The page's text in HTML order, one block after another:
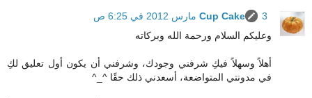
Cup Cake
3 مارس 2012 في 6:25 ص
وعليكم السلام ورحمة الله وبركاته
أهلاً وسهلاً فيكِ شرفني وجودك، وشرفني أن يكون أول تعليق لكِ
في مدونتي المتواضعة، أسعدني ذلك حقًا ^_^